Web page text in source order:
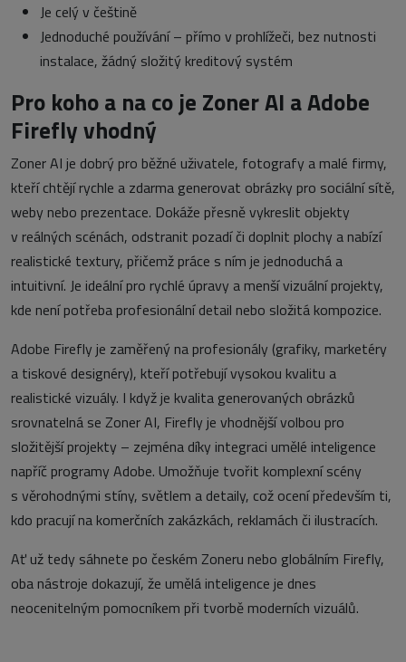
Je celý v češtině
Jednoduché používání – přímo v prohlížeči, bez nutnosti
instalace, žádný složitý kreditový systém
Pro koho a na co je Zoner AI a Adobe
Firefly vhodný
Zoner AI je dobrý pro běžné uživatele, fotografy a malé firmy,
kteří chtějí rychle a zdarma generovat obrázky pro sociální sítě,
weby nebo prezentace. Dokáže přesně vykreslit objekty
v reálných scénách, odstranit pozadí či doplnit plochy a nabízí
realistické textury, přičemž práce s ním je jednoduchá a
intuitivní. Je ideální pro rychlé úpravy a menší vizuální projekty,
kde není potřeba profesionální detail nebo složitá kompozice.
Adobe Firefly je zaměřený na profesionály (grafiky, marketéry
a tiskové designéry), kteří potřebují vysokou kvalitu a
realistické vizuály. I když je kvalita generovaných obrázků
srovnatelná se Zoner AI, Firefly je vhodnější volbou pro
složitější projekty – zejména díky integraci umělé inteligence
napříč programy Adobe. Umožňuje tvořit komplexní scény
s věrohodnými stíny, světlem a detaily, což ocení především ti,
kdo pracují na komerčních zakázkách, reklamách či ilustracích.
Ať už tedy sáhnete po českém Zoneru nebo globálním Firefly,
oba nástroje dokazují, že umělá inteligence je dnes
neocenitelným pomocníkem při tvorbě moderních vizuálů.